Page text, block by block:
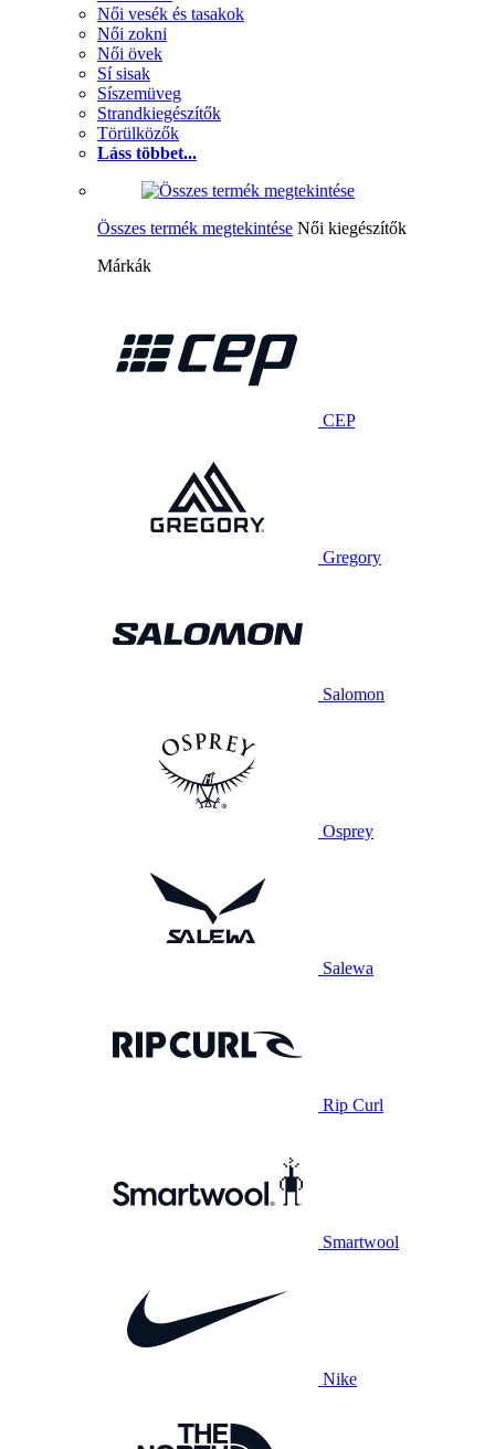
Női vesék és tasakok
Női zokni
Női övek
Sí sisak
Síszemüveg
Strandkiegészítők
Törülközők
Láss többet...
Összes termék megtekintése Női kiegészítők
Márkák
CEP
Gregory
Salomon
Osprey
Salewa
Rip Curl
Smartwool
Nike